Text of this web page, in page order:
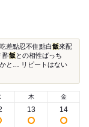
差點忍不住點白飯來配
酢飯 との相性ばっち
と… リピートはない
木
13
金
14